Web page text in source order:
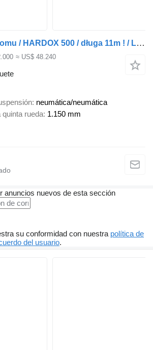
Janmil 55m³ do złomu / HARDOX 500 / długa 11m ! / LONG
≈ US$ 48.240
neumática/neumática
quinta rueda 1.150 mm
anuncios nuevos de esta sección
su conformidad con nuestra política de
del usuario.